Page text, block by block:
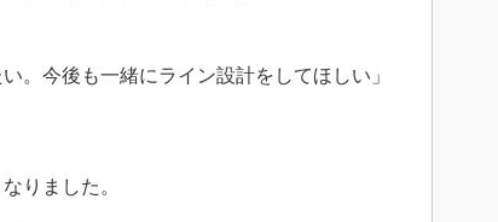
。今後も一緒にライン設計をしてほしい」
りました。